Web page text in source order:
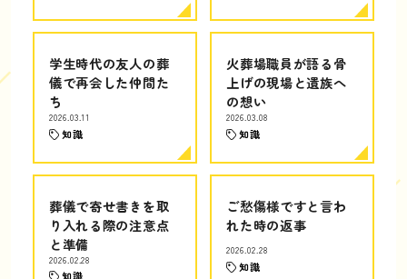
学生時代の友人の葬
儀で再会した仲間た
ち
2026.03.11
知識
火葬場職員が語る骨
上げの現場と遺族へ
の想い
2026.03.08
知識
葬儀で寄せ書きを取
り入れる際の注意点
と準備
2026.02.28
知識
ご愁傷様ですと言わ
れた時の返事
2026.02.28
知識